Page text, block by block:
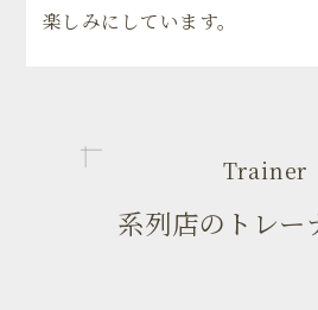
楽しみにしています。
Trainer
系列店のトレー